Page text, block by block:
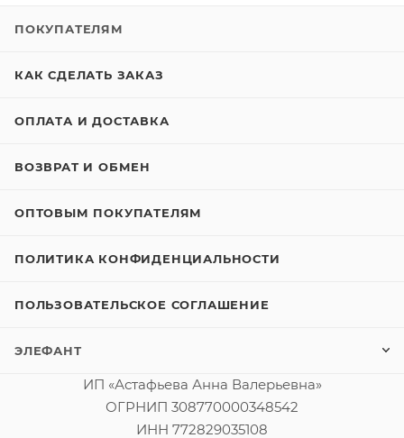
ПОКУПАТЕЛЯМ
КАК СДЕЛАТЬ ЗАКАЗ
ОПЛАТА И ДОСТАВКА
ВОЗВРАТ И ОБМЕН
ОПТОВЫМ ПОКУПАТЕЛЯМ
ПОЛИТИКА КОНФИДЕНЦИАЛЬНОСТИ
ПОЛЬЗОВАТЕЛЬСКОЕ СОГЛАШЕНИЕ
ЭЛЕФАНТ
ИП «Астафьева Анна Валерьевна»
ОГРНИП 308770000348542
ИНН 772829035108